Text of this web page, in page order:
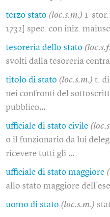
terzo stato (loc.s.m.) 1
1732] spec. con iniz.
tesoreria dello stato
svolti dalla tesoreria
titolo di stato (loc.s.m.) t.
nei confronti del
pubblico…
ufficiale di stato civile
o il funzionario da lui
ricevere tutti gli …
ufficiale di stato maggiore
allo stato maggiore
uomo di stato (loc.s.m.)